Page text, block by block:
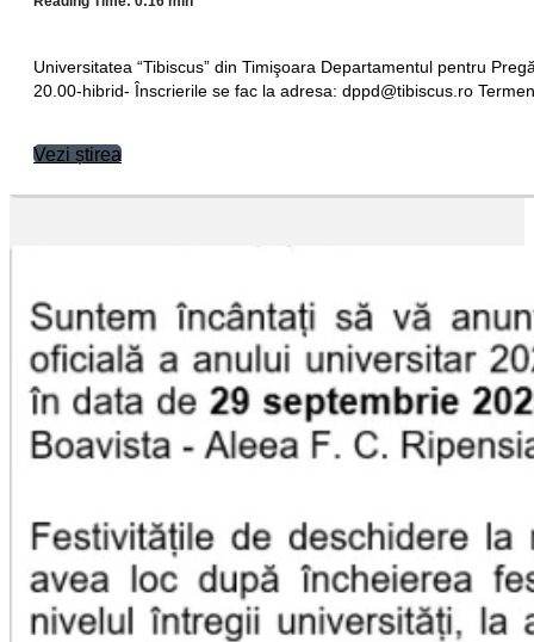
Universitatea “Tibiscus” din Timişoara Departamentul pentru
20.00-hibrid- Înscrierile se fac la adresa: or.sucsibit@dppd
Vezi știrea